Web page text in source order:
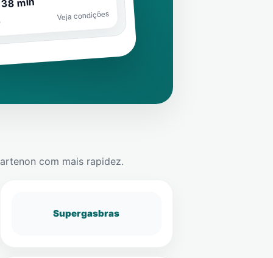
min
Veja condições
com mais rapidez.
Supergasbras